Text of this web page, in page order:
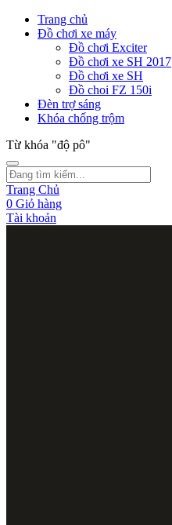
Trang chủ
Đồ chơi xe máy
Đồ chơi Exciter
Đồ chơi xe SH 2017
Đồ chơi xe SH
Đồ choi FZ 150i
Đèn trợ sáng
Khóa chống trộm
Từ khóa "độ pô"
Trang Chủ
0 Giỏ hàng
Tài khoản